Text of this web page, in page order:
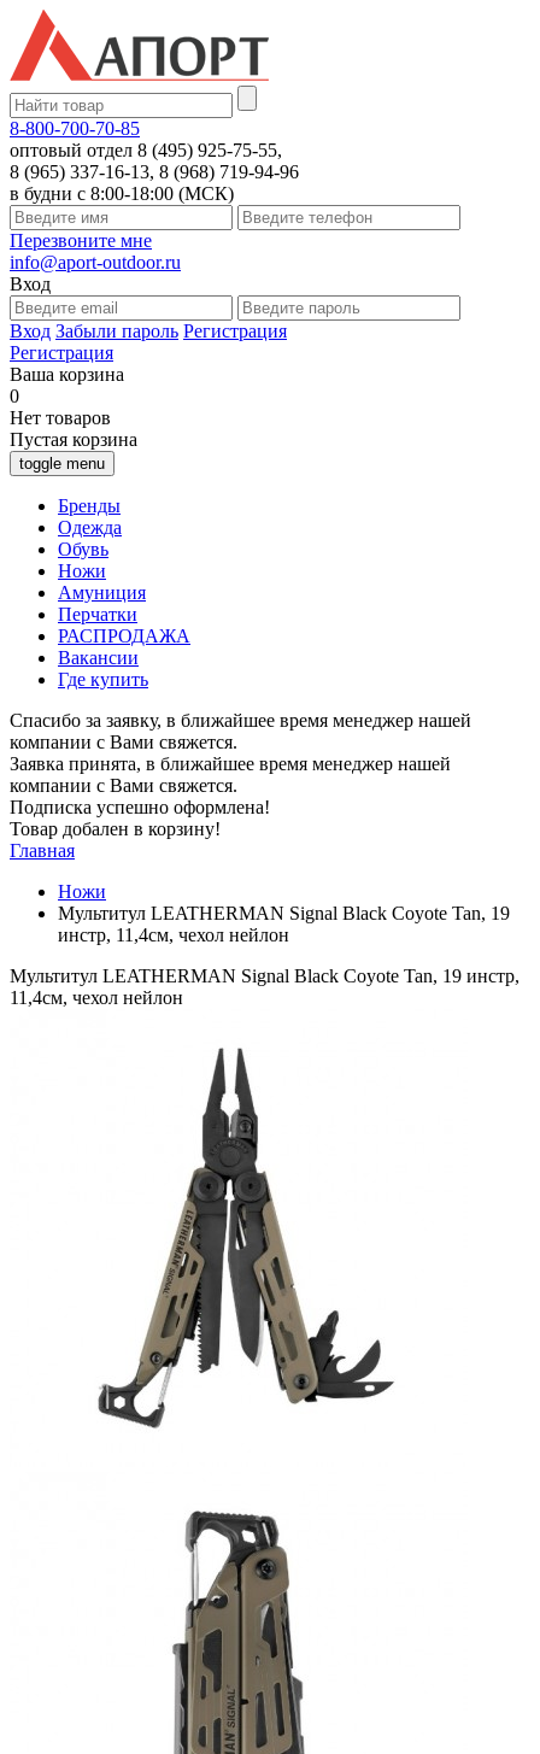
8-800-700-70-85
оптовый отдел 8 (495) 925-75-55,
8 (965) 337-16-13, 8 (968) 719-94-96
в будни с 8:00-18:00 (МСК)
Перезвоните мне
info@aport-outdoor.ru
Вход
Вход Забыли пароль Регистрация
Регистрация
Ваша корзина
0
Нет товаров
Пустая корзина
toggle menu
Бренды
Одежда
Обувь
Ножи
Амуниция
Перчатки
РАСПРОДАЖА
Вакансии
Где купить
Спасибо за заявку, в ближайшее время менеджер нашей
компании с Вами свяжется.
Заявка принята, в ближайшее время менеджер нашей
компании с Вами свяжется.
Подписка успешно оформлена!
Товар добален в корзину!
Главная
Ножи
Мультитул LEATHERMAN Signal Black Coyote Tan, 19
инстр, 11,4см, чехол нейлон
Мультитул LEATHERMAN Signal Black Coyote Tan, 19 инстр,
11,4см, чехол нейлон